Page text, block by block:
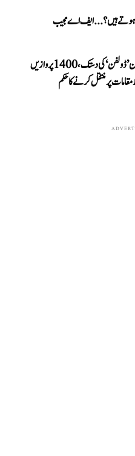
ہیں؟...ایف اے مجیب
چین میں سمندری طوفان ’ڈولفن‘ کی دستک، 1400 پروازیں
پر منتقل کرنے کا حکم